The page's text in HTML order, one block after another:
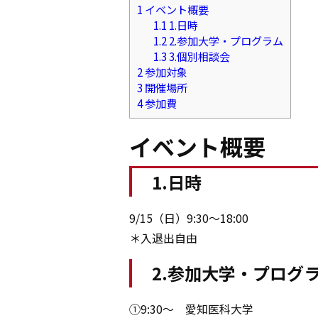
1 イベント概要
1.1 1.日時
1.22.参加大学・プログラム
1.33.個別相談会
2参加対象
3 開催場所
4参加費
イベント概要
1.日時
9/15（日）9:30～18:00
＊入退出自由
2.参加大学・プログ
①9:30～ 愛知医科大学